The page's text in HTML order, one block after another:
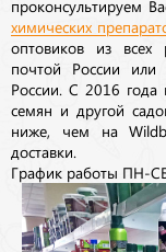
проконсультируем
химических
оптовиков из всех
почтой России или
России. С 2016 года
семян и другой
ниже, чем на
доставки.
График работы ПН-